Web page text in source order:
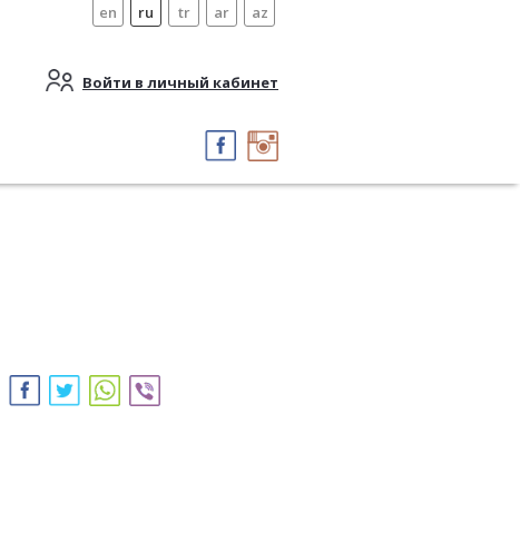
en ru tr ar az
Войти в личный кабинет